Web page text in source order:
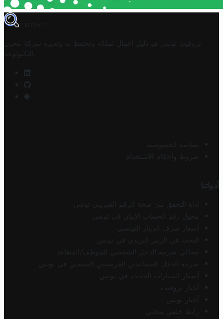
TROVIT
تروفيت تونس هو دليل أعمال تملكه وتحتفظ به وتديره
شركة مخزن
التكنولوجيا
سياسة الخصوصية
شروط وأحكام الاستخدام
أدواتنا
أداة التحقق من صحة الرقم الضريبي تونس
محول رقم الحساب الآيبان في تونس
أسعار صرف الدينار التونسي
البحث عن الرمز البريدي في تونس
محاكي ضريبة الدخل الشخصي للموظف/المتقاعد
ضريبة الدخل للمتقاعدين الفرنسيين المقيمين في تونس
أسعار السيارات الجديدة في تونس
أخبار تروفيت
أخبار تونس
رابط خلفي مجاني